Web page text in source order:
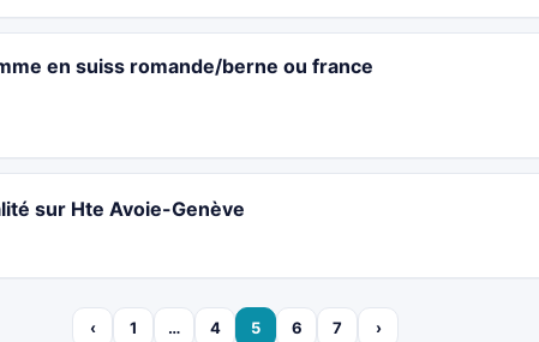
en suiss romande/berne ou france
sur Hte Avoie-Genève
‹ 1 … 4 5 6 7 ›